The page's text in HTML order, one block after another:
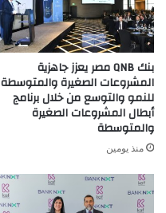
بنك QNB مصر يعزز جاهزية
المشروعات الصغيرة والمتوسطة
للنمو والتوسع من خلال برنامج
أبطال المشروعات الصغيرة
والمتوسطة
منذ يومين